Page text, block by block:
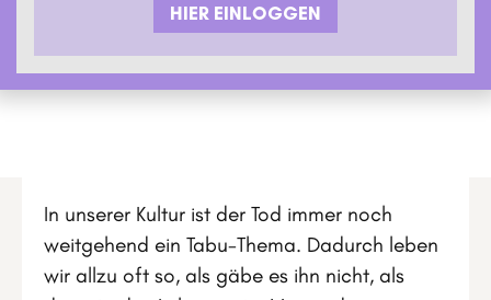
HIER EINLOGGEN
In unserer Kultur ist der Tod immer noch
weitgehend ein Tabu-Thema. Dadurch leben
wir allzu oft so, als gäbe es ihn nicht, als